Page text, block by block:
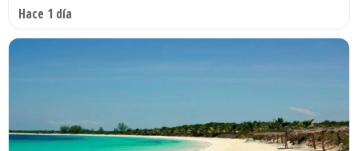
Hace 1 día